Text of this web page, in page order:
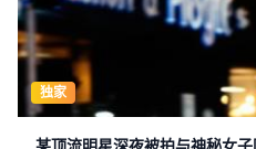
独家